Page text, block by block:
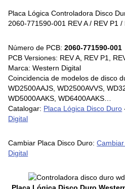
Placa Lógica Controladora Disco
2060-771590-001 REV A / REV P1 /
Número de PCB:2060-771590-001
PCB Versiones: REV A, REV P1,
Marca: Western Digital
Coincidencia de modelos de disco
WD2500AAJS, WD2500AVVS,
WD5000AAKS, WD6400AAKS…
Catalogar: Placa Lógica Disco Duro
Digital
Cambiar Placa Disco Duro:
Digital
Placa Lógica Disco Duro